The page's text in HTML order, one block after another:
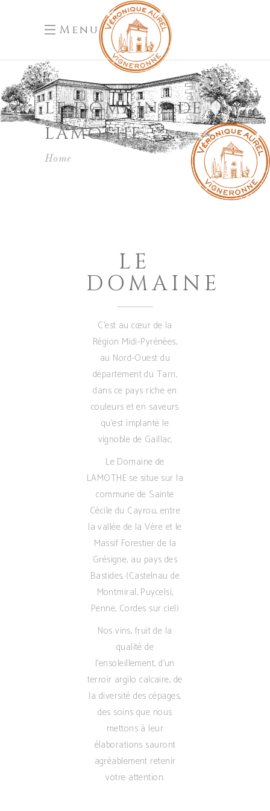
Menu
LE DOMAINE DE
LAMOTHE
Home
LE
DOMAINE
C’est au cœur de la
Région Midi-Pyrénées,
au Nord-Ouest du
département du Tarn,
dans ce pays riche en
couleurs et en saveurs
qu’est implanté le
vignoble de Gaillac.
Le Domaine de
LAMOTHE se situe sur la
commune de Sainte
Cécile du Cayrou, entre
la vallée de la Vère et le
Massif Forestier de la
Grésigne, au pays des
Bastides. (Castelnau de
Montmiral, Puycelsi,
Penne, Cordes sur ciel)
Nos vins, fruit de la
qualité de
l’ensoleillement, d’un
terroir argilo calcaire, de
la diversité des cépages,
des soins que nous
mettons à leur
élaborations sauront
agréablement retenir
votre attention.